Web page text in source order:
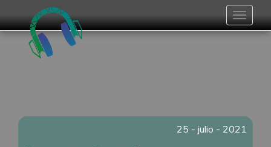
Toggle
25 - julio - 2021